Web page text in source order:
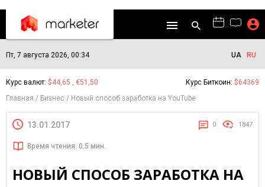
Пт, 7 августа 2026, 00:34 UA RU
Курс валют: $44,65 , €51,50 Курс Биткоин: $64369
Главная
Бизнес Новый способ заработка на YouTube
13.01.2017 0 1847
Время чтения: 0.5 мин.
НОВЫЙ СПОСОБ ЗАРАБОТКА НА